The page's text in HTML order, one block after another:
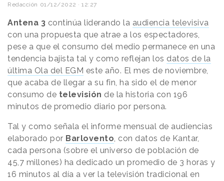
Redacción 01/12/2022 · 12:27
Antena 3 continúa liderando la audiencia televisiva
con una propuesta que atrae a los espectadores,
pese a que el consumo del medio permanece en una
tendencia bajista tal y como reflejan los datos de la
última Ola del EGM este año. El mes de noviembre,
que acaba de llegar a su fin, ha sido el de menor
consumo de televisión de la historia con 196
minutos de promedio diario por persona.
Tal y como señala el informe mensual de audiencias
elaborado por Barlovento , con datos de Kantar,
cada persona (sobre el universo de población de
45,7 millones) ha dedicado un promedio de 3 horas y
16 minutos al día a ver la televisión tradicional en